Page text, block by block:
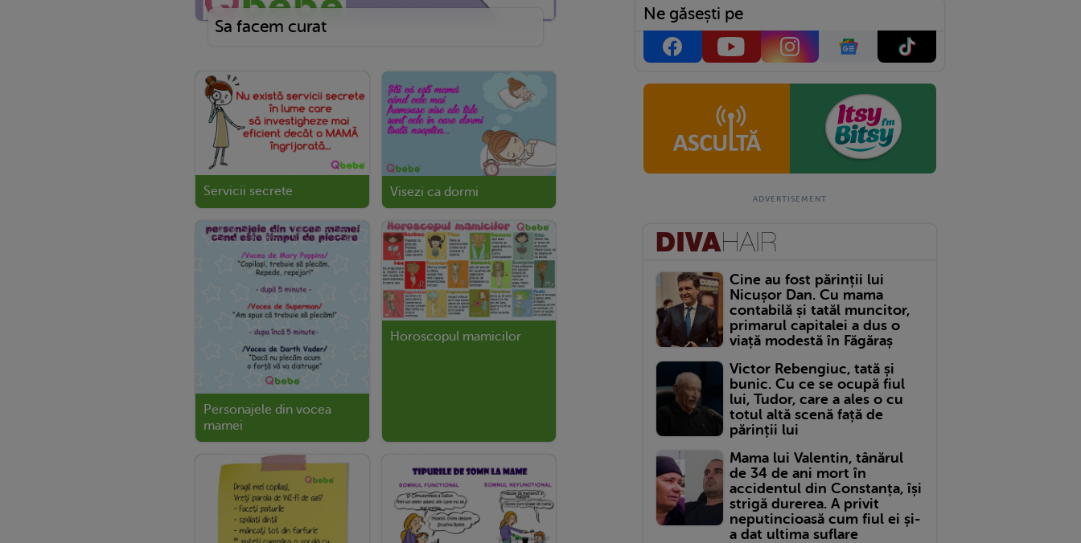
Sa facem curat
Servicii secrete Visezi ca dormi
Personajele din vocea
mamei
Horoscopul mamicilor
Ne găsești pe
Cine au fost părinții lui
Nicușor Dan. Cu mama
contabilă și tatăl muncitor,
primarul capitalei a dus o
viață modestă în Făgăraș
Victor Rebengiuc, tată și
bunic. Cu ce se ocupă fiul
lui, Tudor, care a ales o cu
totul altă scenă față de
părinții lui
Mama lui Valentin, tânărul
de 34 de ani mort în
accidentul din Constanța, își
strigă durerea. A privit
neputincioasă cum fiul ei și-
a dat ultima suflare